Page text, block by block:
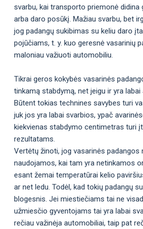
svarbu, kai transporto priemonė didina
arba daro posūkį. Mažiau svarbu, bet
jog padangų sukibimas su keliu daro
pojūčiams, t. y. kuo geresnė vasarinių
maloniau važiuoti automobiliu.
Tikrai geros kokybės vasarinės
tinkamą stabdymą, net jeigu ir yra labai
Būtent tokias technines savybes turi
juk jos yra labai svarbios, ypač
kiekvienas stabdymo centimetras turi
rezultatams.
Vertėtų žinoti, jog vasarinės padangos
naudojamos, kai tam yra netinkamos
esant žemai temperatūrai kelio
ar net ledu. Todėl, kad tokių padangų
blogesnis. Jei miestiečiams tai ne
užmiesčio gyventojams tai yra labai
rečiau važinėja automobiliai, taip pat